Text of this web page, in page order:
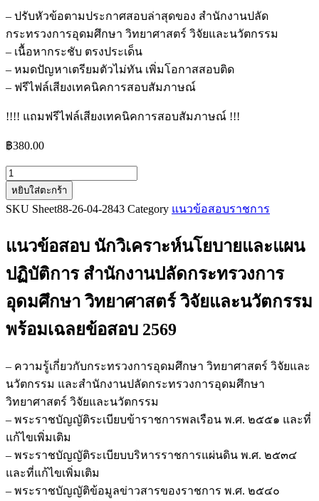
– ปรับหัวข้อตามประกาศสอบล่าสุดของ สำนักงานปลัด
กระทรวงการอุดมศึกษา วิทยาศาสตร์ วิจัยและนวัตกรรม
– เนื้อหากระชับ ตรงประเด็น
– หมดปัญหาเตรียมตัวไม่ทัน เพิ่มโอกาสสอบติด
– ฟรีไฟล์เสียงเทคนิคการสอบสัมภาษณ์
!!!! แถมฟรีไฟล์เสียงเทคนิคการสอบสัมภาษณ์ !!!
฿380.00
จำนวน
แนว
ข้อสอบ
วิเคราะห์
นโยบาย
และ
แผน
ปฏิบัติ
การ
ปลัด
กระทรวง
การ
อุดมศึกษา
วิทยาศาสตร์
วิจัย
และ
นวัตกรรม
หยิบใส่ตะกร้า
SKU Sheet88-26-04-2843 Category แนวข้อสอบราชการ
แนวข้อสอบ นักวิเคราะห์นโยบายและแผน
ปฏิบัติการ สำนักงานปลัดกระทรวงการ
อุดมศึกษา วิทยาศาสตร์ วิจัยและนวัตกรรม
พร้อมเฉลยข้อสอบ 2569
– ความรู้เกี่ยวกับกระทรวงการอุดมศึกษา วิทยาศาสตร์ วิจัยและ
นวัตกรรม และสำนักงานปลัดกระทรวงการอุดมศึกษา
วิทยาศาสตร์ วิจัยและนวัตกรรม
– พระราชบัญญัติระเบียบข้าราชการพลเรือน พ.ศ. ๒๕๕๑ และที่
แก้ไขเพิ่มเติม
– พระราชบัญญัติระเบียบบริหารราชการแผ่นดิน พ.ศ. ๒๕๓๔
และที่แก้ไขเพิ่มเติม
– พระราชบัญญัติข้อมูลข่าวสารของราชการ พ.ศ. ๒๕๔๐